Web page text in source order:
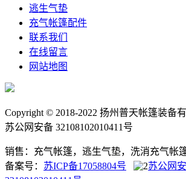
逃生气垫
充气帐篷配件
联系我们
在线留言
网站地图
Copyright © 2018-2022 扬州普天帐篷装备
苏公网安备 32108102010411号
销售：充气帐篷，逃生气垫，洗消充气
备案号： 苏ICP备17058804号
苏公网